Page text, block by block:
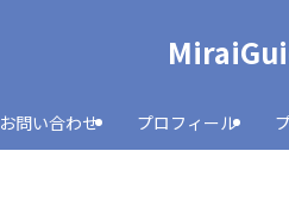
お問い合わせ プロフィール